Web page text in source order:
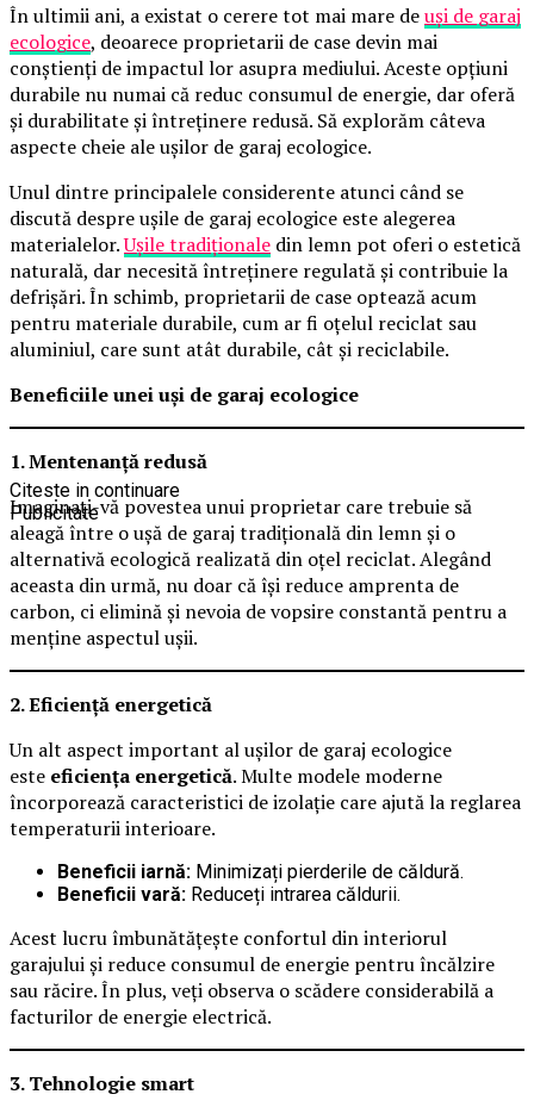
În ultimii ani, a existat o cerere tot mai mare deuși de garaj
ecologice, deoarece proprietarii de case devin mai
conștienți de impactul lor asupra mediului. Aceste opțiuni
durabile nu numai că reduc consumul de energie, dar oferă
și durabilitate și întreținere redusă. Să explorăm câteva
aspecte cheie ale ușilor de garaj ecologice.
Unul dintre principalele considerente atunci când se
discută despre ușile de garaj ecologice este alegerea
materialelor.Ușile tradiționale din lemn pot oferi o estetică
naturală, dar necesită întreținere regulată și contribuie la
defrișări. În schimb, proprietarii de case optează acum
pentru materiale durabile, cum ar fi oțelul reciclat sau
aluminiul, care sunt atât durabile, cât și reciclabile.
Beneficiile unei uși de garaj ecologice
1. Mentenanță redusă
Imaginați-vă povestea unui proprietar care trebuie să
aleagă între o ușă de garaj tradițională din lemn și o
alternativă ecologică realizată din oțel reciclat. Alegând
aceasta din urmă, nu doar că își reduce amprenta de
carbon, ci elimină și nevoia de vopsire constantă pentru a
menține aspectul ușii.
2. Eficiență energetică
Un alt aspect important al ușilor de garaj ecologice
este eficiența energetică. Multe modele moderne
încorporează caracteristici de izolație care ajută la reglarea
temperaturii interioare.
Beneficii iarnă: Minimizați pierderile de căldură.
Beneficii vară: Reduceți intrarea căldurii.
Acest lucru îmbunătățește confortul din interiorul
garajului și reduce consumul de energie pentru încălzire
sau răcire. În plus, veți observa o scădere considerabilă a
facturilor de energie electrică.
3. Tehnologie smart
Citeste in continuare
Publicitate